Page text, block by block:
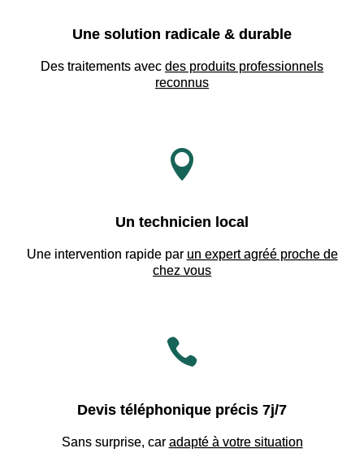
Une solution radicale & durable
Des traitements avec des produits professionnels
reconnus

Un technicien local
Une intervention rapide par un expert agréé proche de
chez vous

Devis téléphonique précis 7j/7
Sans surprise, car adapté à votre situation